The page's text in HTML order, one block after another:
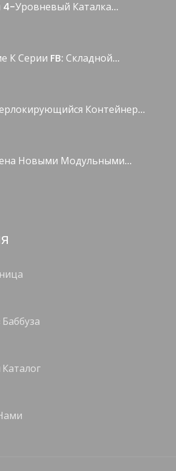
Уровневый Каталка...
К Серии FB: Складной...
Контейнер...
Новыми Модульными...